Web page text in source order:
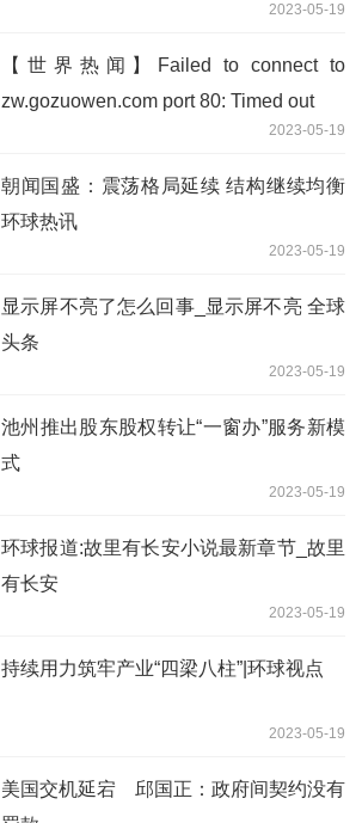
2023-05-19
【世界热闻】Failed to connect to
zw.gozuowen.com port 80: Timed out
2023-05-19
朝闻国盛：震荡格局延续 结构继续均衡
环球热讯
2023-05-19
显示屏不亮了怎么回事_显示屏不亮 全球
头条
2023-05-19
池州推出股东股权转让“一窗办”服务新模
式
2023-05-19
环球报道:故里有长安小说最新章节_故里
有长安
2023-05-19
持续用力筑牢产业“四梁八柱”|环球视点
2023-05-19
美国交机延宕 邱国正：政府间契约没有